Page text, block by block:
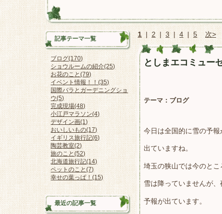
1 |2 |3| 4| 5 次>
としまエコミュー
テーマ： ブログ
今日は全国的に雪の予報
出ていますね。
埼玉の狭山では今のとこ
雪は降っていませんが
予報が出ています。
記事テーマ一覧
ブログ(170)
ショウルームの紹介(25)
お花のこと(79)
イベント情報！！(35)
国際バラとガーデニングショ
ウ(5)
完成現場(48)
小江戸マラソン(4)
デザイン画(1)
おいしいもの(17)
イギリス旅行記(6)
陶芸教室(2)
旅のこと(52)
北海道旅行記(14)
ペットのこと(7)
幸せの葉っぱ！(15)
最近の記事一覧